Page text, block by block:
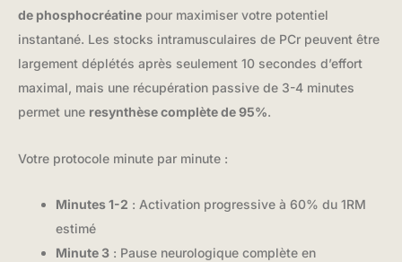
de phosphocréatine pour maximiser votre potentiel
instantané. Les stocks intramusculaires de PCr peuvent être
largement déplétés après seulement 10 secondes d’effort
maximal, mais une récupération passive de 3-4 minutes
permet une resynthèse complète de 95%.
Votre protocole minute par minute :
Minutes 1-2 : Activation progressive à 60% du 1RM
estimé
Minute 3 : Pause neurologique complète en